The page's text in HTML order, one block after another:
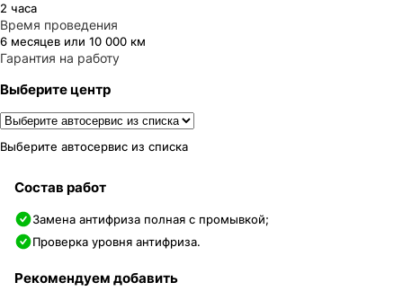
2 часа
Время проведения
6 месяцев или 10 000 км
Гарантия на работу
Выберите центр
Выберите автосервис из списка
Состав работ
Замена антифриза полная с промывкой;
Проверка уровня антифриза.
Рекомендуем добавить